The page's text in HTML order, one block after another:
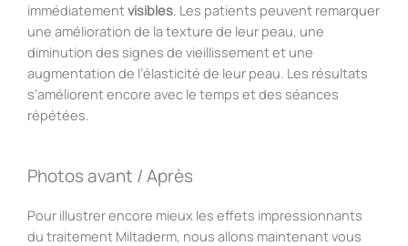
immédiatementvisibles. Les patients peuvent remarquer
une amélioration de la texture de leur peau, une
diminution des signes de vieillissement et une
augmentation de l’élasticité de leur peau. Les résultats
s’améliorent encore avec le temps et des séances
répétées.
Photos avant / Après
Pour illustrer encore mieux les effets impressionnants
du traitement Miltaderm, nous allons maintenant vous